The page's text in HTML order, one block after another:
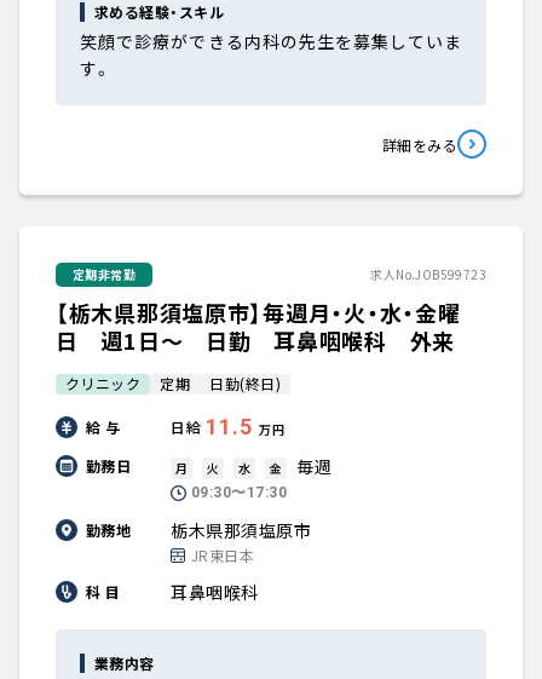
求める経験・スキル
笑顔で診療ができる内科の先生を募集していま
す。
詳細をみる
定期非常勤 求人No.JOB599723
【栃木県那須塩原市】毎週月・火・水・金曜
日 週1日～ 日勤 耳鼻咽喉科 外来
クリニック 定期 日勤(終日)
給 与 日給 11.5 万円
勤務日 月 火 水 金 毎週
09:30〜17:30
勤務地 栃木県那須塩原市
JR東日本
科 目
耳鼻咽喉科
業務内容